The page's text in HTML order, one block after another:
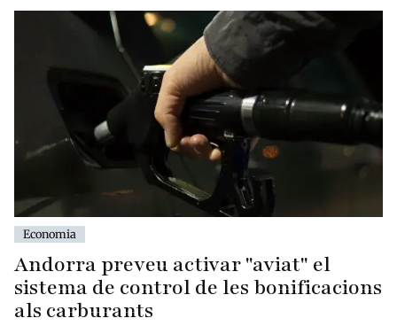
Economia
Andorra preveu activar "aviat" el
sistema de control de les bonificacions
als carburants